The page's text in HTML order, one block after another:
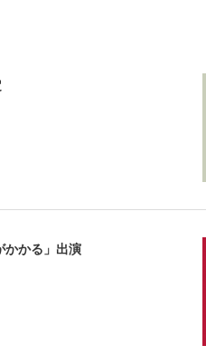
かかる」出演